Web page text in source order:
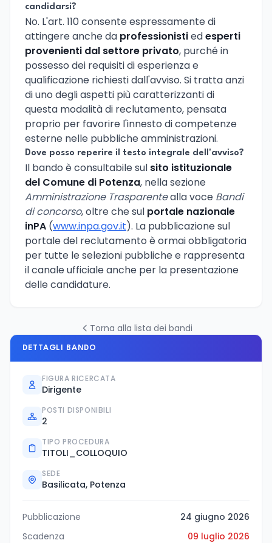
candidarsi?
No. L'art. 110 consente espressamente di
attingere anche da professionistiedesperti
provenienti dal settore privato, purché in
possesso dei requisiti di esperienza e
qualificazione richiesti dall'avviso. Si tratta anzi
di uno degli aspetti più caratterizzanti di
questa modalità di reclutamento, pensata
proprio per favorire l'innesto di competenze
esterne nelle pubbliche amministrazioni.
Dove posso reperire il testo integrale dell'avviso?
Il bando è consultabile sul sito istituzionale
del Comune di Potenza, nella sezione
Amministrazione Trasparentealla voce Bandi
di concorso, oltre che sul portale nazionale
inPA (www.inpa.gov.it). La pubblicazione sul
portale del reclutamento è ormai obbligatoria
per tutte le selezioni pubbliche e rappresenta
il canale ufficiale anche per la presentazione
delle candidature.
Torna alla lista dei bandi
DETTAGLI BANDO
FIGURA RICERCATA
Dirigente
POSTI DISPONIBILI
2
TIPO PROCEDURA
TITOLI_COLLOQUIO
SEDE
Basilicata, Potenza
Pubblicazione
24 giugno 2026
Scadenza
09 luglio 2026